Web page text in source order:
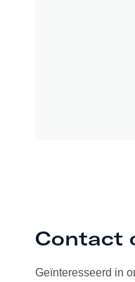
Contact
Geïnteresseerd in